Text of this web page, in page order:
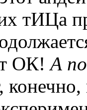
тИЦа
ОК!А